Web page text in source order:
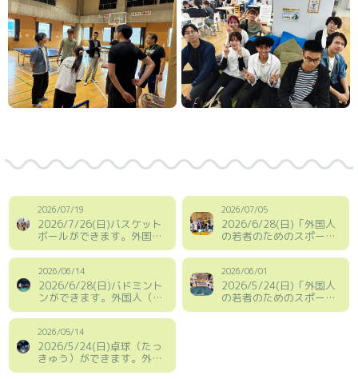
2026/07/19
2026/7/26(日)バスケット
ボールができます。外国人
（がいこくじん）の若者
（わかもの）のためのスポ
ーツタイム
2026/07/05
2026/6/28(日)「外国人
の若者のためのスポーツ
タイム」報告
2026/06/14
2026/6/28(日)バドミント
ンができます。外国人（が
いこくじん）の若者（わか
もの）のためのスポーツタ
イム
2026/06/01
2026/5/24(日)「外国人
の若者のためのスポーツ
タイム」報告
2026/05/14
2026/5/24(日)卓球（たっ
きゅう）ができます。外国
人（がいこくじん）の若者